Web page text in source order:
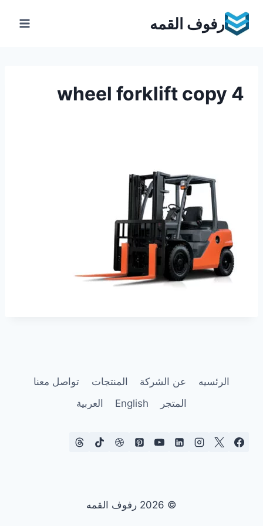
content
رفوف القمه
4 wheel forklift copy
الرئسيه عن الشركة المنتجات
تواصل معنا
المتجر
English العربية
© 2026 رفوف القمه